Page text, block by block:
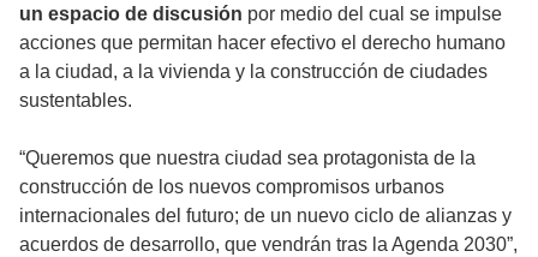
un espacio de discusión por medio del cual se impulse
acciones que permitan hacer efectivo el derecho humano
a la ciudad, a la vivienda y la construcción de ciudades
sustentables.
“Queremos que nuestra ciudad sea protagonista de la
construcción de los nuevos compromisos urbanos
internacionales del futuro; de un nuevo ciclo de alianzas y
acuerdos de desarrollo, que vendrán tras la Agenda 2030”,